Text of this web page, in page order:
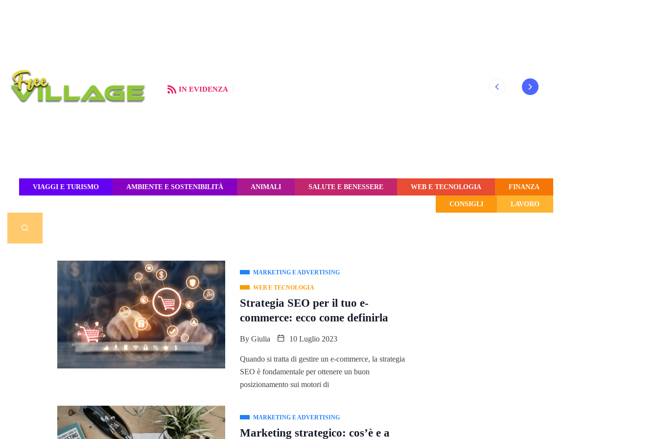
IN EVIDENZA
VIAGGI E TURISMO AMBIENTE E SOSTENIBILITÀ ANIMALI SALUTE E BENESSERE WEB E TECNOLOGIA FINANZA
CONSIGLI LAVORO
MARKETING E ADVERTISING
WEB E TECNOLOGIA
Strategia SEO per il tuo e-
commerce: ecco come definirla
By Giulia 10 Luglio 2023
Quando si tratta di gestire un e-commerce, la strategia
SEO è fondamentale per ottenere un buon
posizionamento sui motori di
MARKETING E ADVERTISING
Marketing strategico: cos’è e a